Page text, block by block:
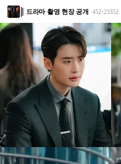
드라마 촬영 현장 공개 452/23352